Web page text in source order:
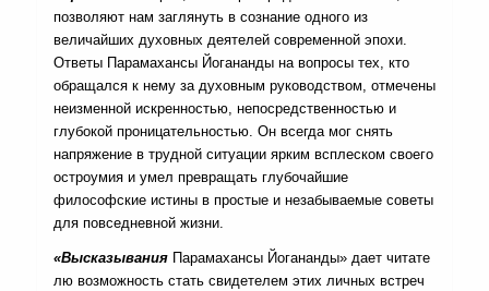
позволяют нам заглянуть в сознание одного из
величайших духовных деятелей современной эпохи.
Ответы Парамахансы Йогананды на вопросы тех, кто
обращался к нему за духовным руководством, отмечены
неизменной искренностью, непосредственностью и
глубокой проницательностью. Он всегда мог снять
напряжение в трудной ситуации ярким всплеском своего
остроумия и умел превращать глубочайшие
философские истины в простые и незабываемые советы
для повседневной жизни.
«Высказывания Парамахансы Йогананды» дает читате
лю возможность стать свидетелем этих личных встреч